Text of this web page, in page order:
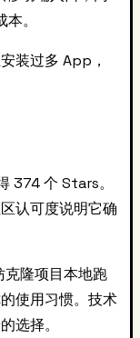
。
装过多 App，
374 个 Stars。
认可度说明它确
隆项目本地跑
使用习惯。技术
选择。